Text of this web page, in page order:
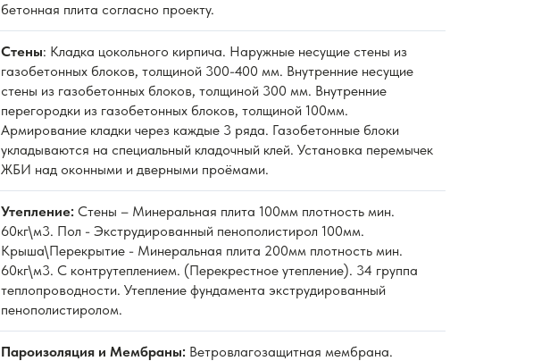
бетонная плита согласно проекту.
Стены: Кладка цокольного кирпича. Наружные несущие стены из
газобетонных блоков, толщиной 300-400 мм. Внутренние несущие
стены из газобетонных блоков, толщиной 300 мм. Внутренние
перегородки из газобетонных блоков, толщиной 100мм.
Армирование кладки через каждые 3 ряда. Газобетонные блоки
укладываются на специальный кладочный клей. Установка перемычек
ЖБИ над оконными и дверными проёмами.
Утепление: Стены – Минеральная плита 100мм плотность мин.
60кг\м3. Пол - Экструдированный пенополистирол 100мм.
Крыша\Перекрытие - Минеральная плита 200мм плотность мин.
60кг\м3. С контрутеплением. (Перекрестное утепление). 34 группа
теплопроводности. Утепление фундамента экструдированный
пенополистиролом.
Пароизоляция и Мембраны: Ветровлагозащитная мембрана.